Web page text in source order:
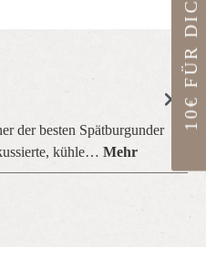
der besten Spätburgunder
kühle… Mehr
10€ FÜR DICH